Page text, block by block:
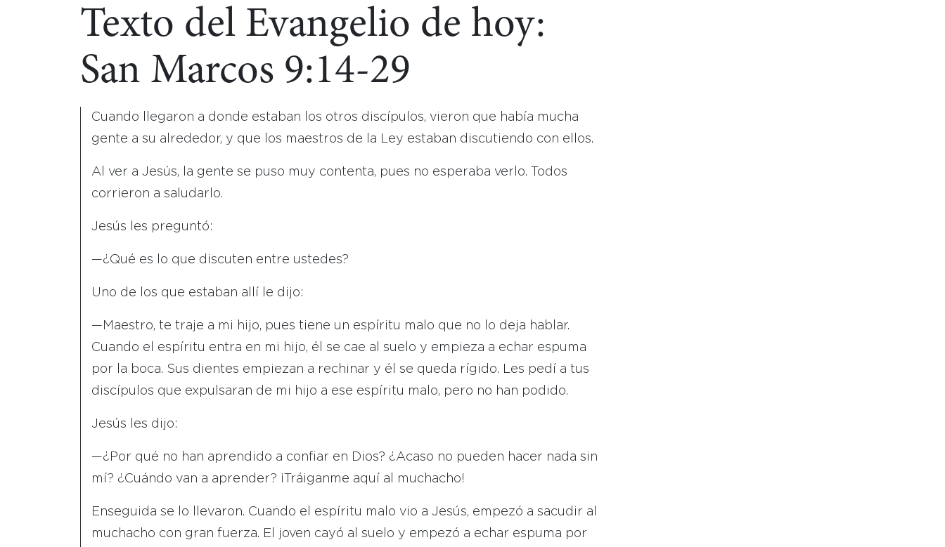
Texto del Evangelio de hoy:
San Marcos 9:14-29
Cuando llegaron a donde estaban los otros discípulos, vieron que había mucha
gente a su alrededor, y que los maestros de la Ley estaban discutiendo con ellos.
Al ver a Jesús, la gente se puso muy contenta, pues no esperaba verlo. Todos
corrieron a saludarlo.
Jesús les preguntó:
—¿Qué es lo que discuten entre ustedes?
Uno de los que estaban allí le dijo:
—Maestro, te traje a mi hijo, pues tiene un espíritu malo que no lo deja hablar.
Cuando el espíritu entra en mi hijo, él se cae al suelo y empieza a echar espuma
por la boca. Sus dientes empiezan a rechinar y él se queda rígido. Les pedí a tus
discípulos que expulsaran de mi hijo a ese espíritu malo, pero no han podido.
Jesús les dijo:
—¿Por qué no han aprendido a confiar en Dios? ¿Acaso no pueden hacer nada sin
mí? ¿Cuándo van a aprender? ¡Tráiganme aquí al muchacho!
Enseguida se lo llevaron. Cuando el espíritu malo vio a Jesús, empezó a sacudir al
muchacho con gran fuerza. El joven cayó al suelo y empezó a echar espuma por